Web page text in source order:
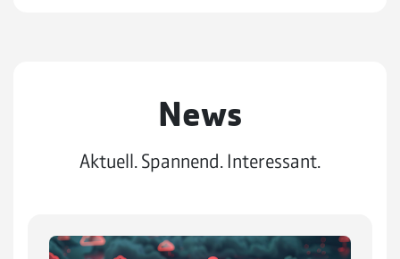
News
Aktuell. Spannend. Interessant.